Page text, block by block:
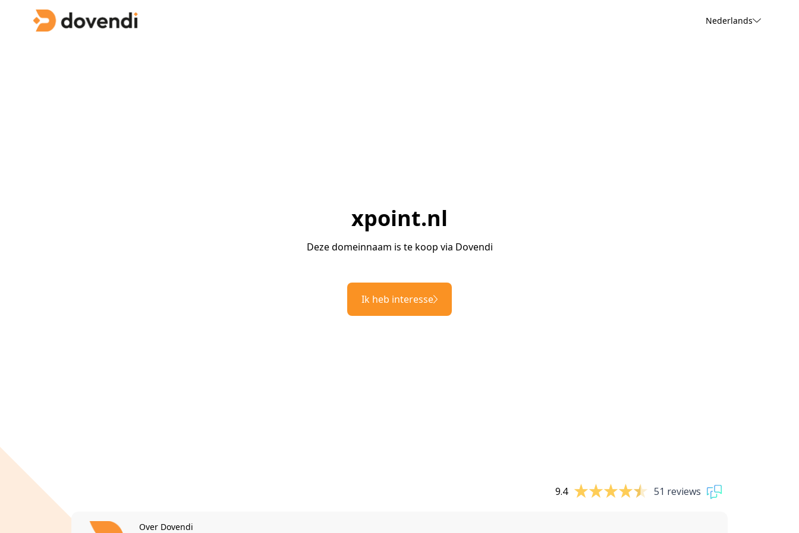
Nederlands
xpoint.nl
Deze domeinnaam is te koop via Dovendi
Ik heb interesse
9.4 51 reviews
Over Dovendi